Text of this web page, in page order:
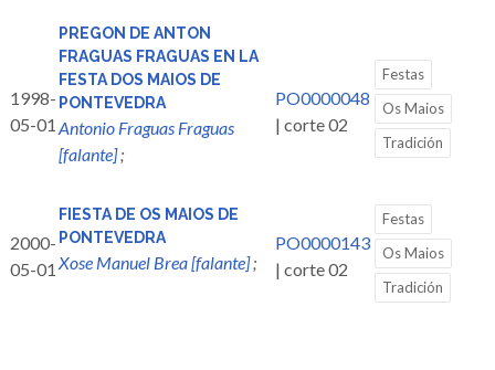
1998-
05-01
PREGON DE ANTON
FRAGUAS FRAGUAS EN LA
FESTA DOS MAIOS DE
PONTEVEDRA
Antonio Fraguas Fraguas
[falante];
PO0000048
| corte 02
Festas
Os Maios
Tradición
2000-
05-01
FIESTA DE OS MAIOS DE
PONTEVEDRA
Xose Manuel Brea [falante];
PO0000143
| corte 02
Festas
Os Maios
Tradición